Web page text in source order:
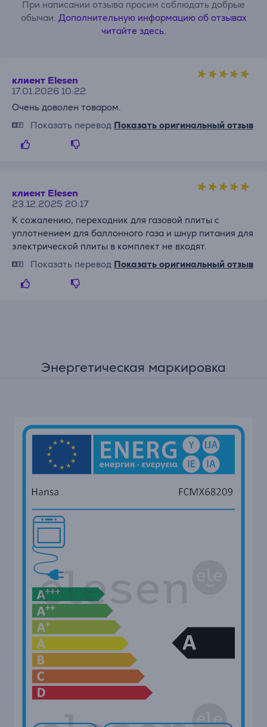
При написании отзыва просим соблюдать добрые
обычаи. Дополнительную информацию об отзывах
читайте здесь.
клиент Elesen
17.01.2026 10:22
Очень доволен товаром.
Показать перевод Показать оригинальный отзыв
клиент Elesen
23.12.2025 20:17
К сожалению, переходник для газовой плиты с
уплотнением для баллонного газа и шнур питания для
электрической плиты в комплект не входят.
Показать перевод Показать оригинальный отзыв
Энергетическая маркировка